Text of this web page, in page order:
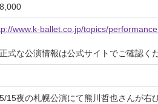
www.k-ballet.co.jp/topics/
式な公演情報は公式サイトでご確認くだ
15夜の札幌公演にて熊川哲也さんが右